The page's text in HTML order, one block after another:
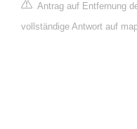
Antrag auf Entfernung
vollständige Antwort auf